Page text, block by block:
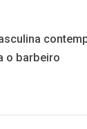
o barbeiro